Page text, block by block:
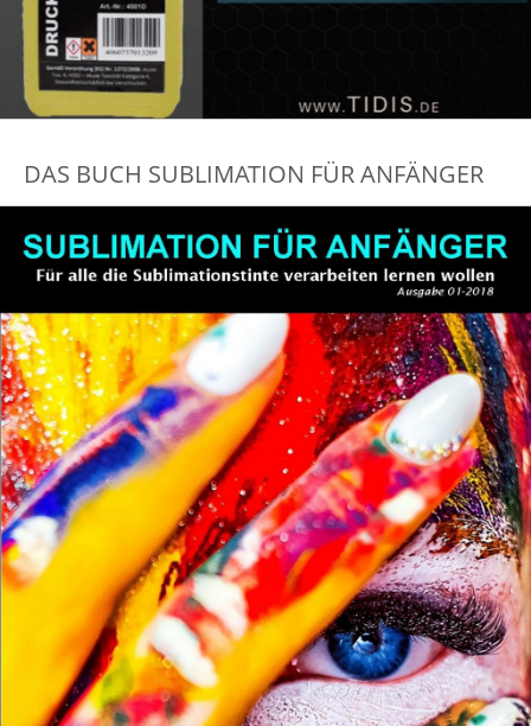
DAS BUCH SUBLIMATION FÜR ANFÄNGER